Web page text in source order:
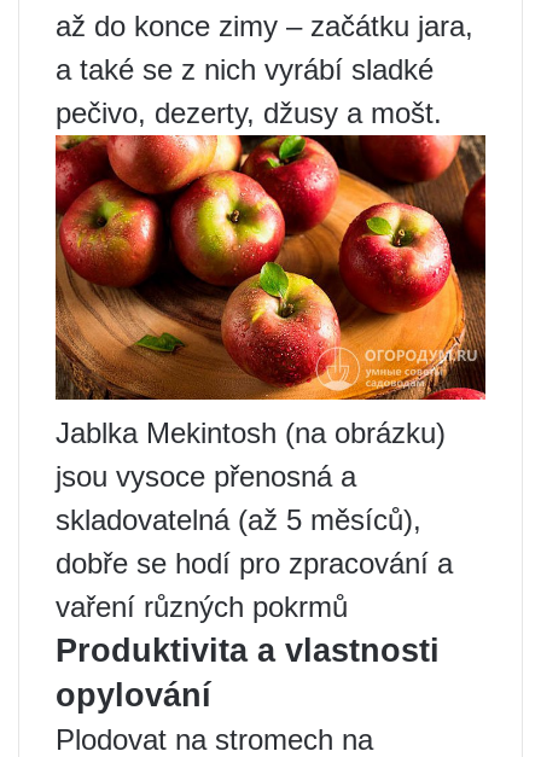
až do konce zimy – začátku jara,
a také se z nich vyrábí sladké
pečivo, dezerty, džusy a mošt.
Jablka Mekintosh (na obrázku)
jsou vysoce přenosná a
skladovatelná (až 5 měsíců),
dobře se hodí pro zpracování a
vaření různých pokrmů
Produktivita a vlastnosti
opylování
Plodovat na stromech na